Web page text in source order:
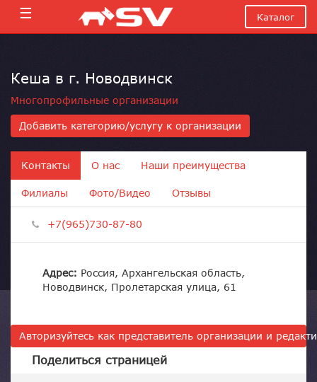
☰ Каталог
Кеша в г. Новодвинск
Многопрофильные организации
Добавить категорию/услугу к организации
Контакты О нас Наши преимущества
Филиалы Фото/Видео Отзывы
+7(965)730-87-80
Адрес: Россия, Архангельская область,
Новодвинск, Пролетарская улица, 61
Авторизуйтесь как представитель организации и
Поделиться страницей